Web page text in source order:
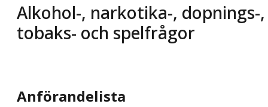
Alkohol-, narkotika-, dopnings-,
tobaks- och spelfrågor
Anförandelista